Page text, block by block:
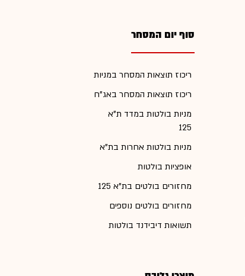
סוף יום המסחר
ריכוז תוצאות המסחר במניות
ריכוז תוצאות המסחר באג"ח
מניות בולטות במדד ת"א
125
מניות בולטות אחרות בת"א
אופציות בולטות
מחזורים בולטים בת"א 125
מחזורים בולטים נוספים
תשואות דיבידנד בולטות